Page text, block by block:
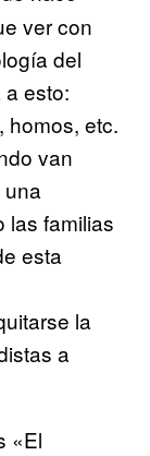
ver con
del
esto:
homos, etc.
van
las familias
esta
la
a
«El